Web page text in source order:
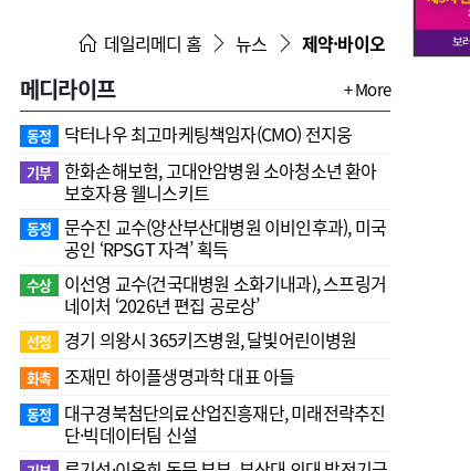
지침·기준·평가 약제급여 심사 결과
데일리메디 홈 뉴스 제약·바이오
메디라이프 + More
동정 닥터나우 최고마케팅책임자(CMO) 전지웅
기부 한화손해보험, 고대안암병원 소아청소년 환아
보호자용 웰니스키트
동정
문수진 교수( 양산부산대병원 이비인후과), 미국
공인 ‘RPSGT 자격’ 획득
수상
이선영 교수(건국대병원 소화기내과), 스프링거
네이처 ‘2026년 편집 공로상’
선정 경기 의왕시 365키즈병원, 달빛어린이병원
화촉 조재민 하이플생명과학 대표 아들
동정
대구경북첨단의료산업진흥재단, 미래전략추진
단·빅데이터팀 신설